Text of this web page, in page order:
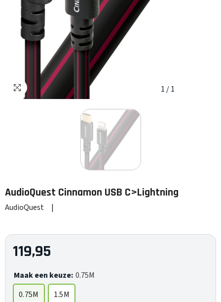
AudioQuest Cinnamon USB C>Lightning
AudioQuest |
1 / 1
119,95
Maak een keuze: 0.75M
0.75M
1.5M